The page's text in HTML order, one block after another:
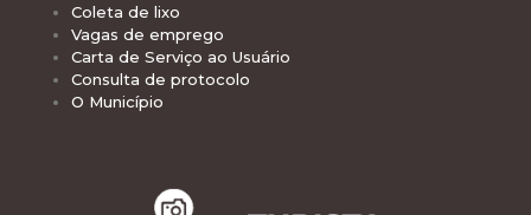
Coleta de lixo
Vagas de emprego
Carta de Serviço ao Usuário
Consulta de protocolo
O Município